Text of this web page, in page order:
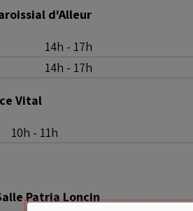
d'Alleur
14h - 17h
14h - 17h
Vital
10h - 11h
Patria Loncin